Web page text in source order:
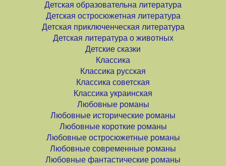
Детская образовательна литература
Детская остросюжетная литература
Детская приключенческая литература
Детская литература о животных
Детские сказки
Классика
Классика русская
Классика советская
Классика украинская
Любовные романы
Любовные исторические романы
Любовные короткие романы
Любовные остросюжетные романы
Любовные современные романы
Любовные фантастические романы